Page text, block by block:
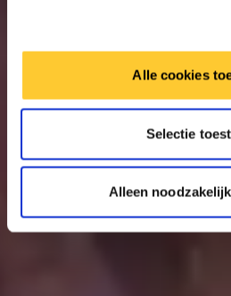
Alle cookies
Selectie
Alleen